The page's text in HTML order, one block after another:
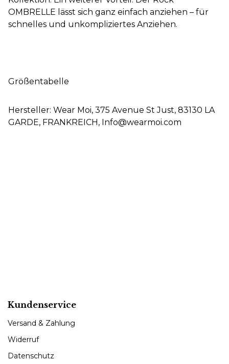
OMBRELLE lässt sich ganz einfach anziehen – für
schnelles und unkompliziertes Anziehen.
Größentabelle
Hersteller: Wear Moi, 375 Avenue St Just, 83130 LA
GARDE, FRANKREICH, Info@wearmoi.com
Kundenservice
Versand & Zahlung
Widerruf
Datenschutz